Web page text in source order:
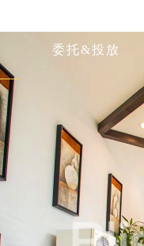
委托&投放